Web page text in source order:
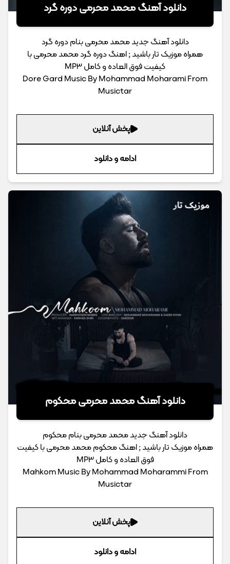
دانلود آهنگ محمد محرمی دوره گرد
دانلود آهنگ جدید محمد محرمی بنام دوره گرد
همراه موزیک تار باشید ; اهنگ دوره گرد محمد محرمی با
کیفیت فوق العاده و کامل MP3
Dore Gard Music By Mohammad Moharami From
Musictar
پخش آنلاین
ادامه و دانلود
دانلود آهنگ محمد محرمی محکوم
دانلود آهنگ جدید محمد محرمی بنام محکوم
همراه موزیک تار باشید ; اهنگ محکوم محمد محرمی با کیفیت
فوق العاده و کامل MP3
Mahkom Music By Mohammad Moharammi From
Musictar
پخش آنلاین
ادامه و دانلود